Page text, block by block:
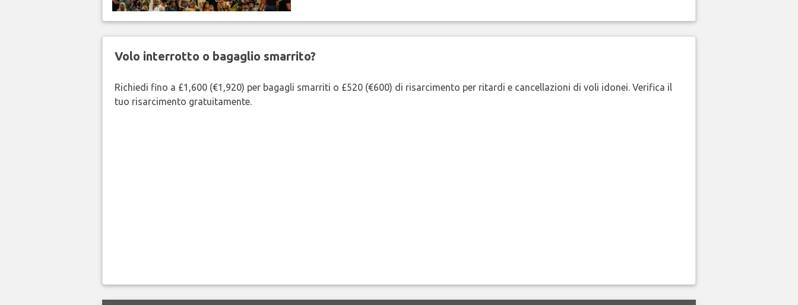
Volo interrotto o bagaglio smarrito?
Richiedi fino a £1,600 (€1,920) per bagagli smarriti o £520 (€600) di risarcimento per ritardi e cancellazioni di voli idonei. Verifica il
tuo risarcimento gratuitamente.